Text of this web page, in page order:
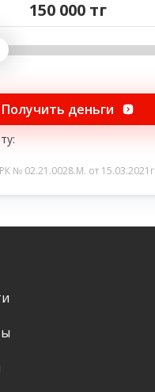
150 000 тг
Получить деньги
№ 02.21.0028.M. от 15.03.2021г